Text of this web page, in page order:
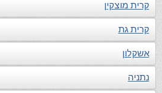
קרית מוצקין
קרית גת
אשקלון
נתניה